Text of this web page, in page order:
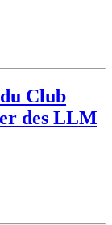
Club
des LLM